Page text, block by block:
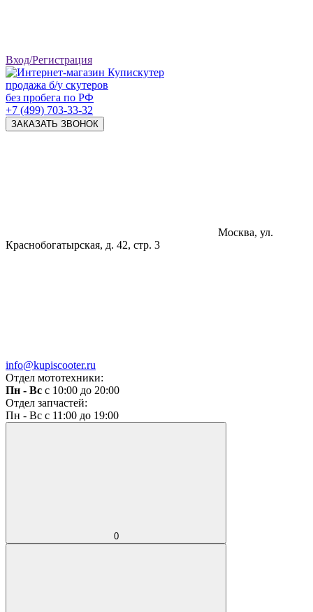
Вход/Регистрация
продажа б/у скутеров
без пробега по РФ
+7 (499) 703-33-32
ЗАКАЗАТЬ ЗВОНОК
Москва, ул.
Краснобогатырская, д. 42, стр. 3
info@kupiscooter.ru
Отдел мототехники:
Пн - Вс с 10:00 до 20:00
Отдел запчастей:
Пн - Вс с 11:00 до 19:00
0